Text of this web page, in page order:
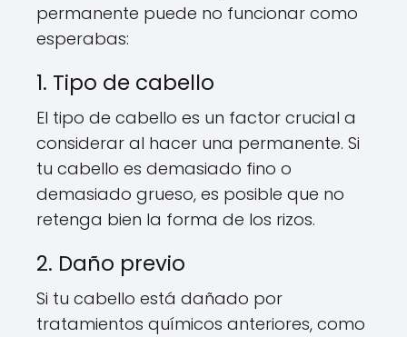
permanente puede no funcionar como
esperabas:
1. Tipo de cabello
El tipo de cabello es un factor crucial a
considerar al hacer una permanente. Si
tu cabello es demasiado fino o
demasiado grueso, es posible que no
retenga bien la forma de los rizos.
2. Daño previo
Si tu cabello está dañado por
tratamientos químicos anteriores, como